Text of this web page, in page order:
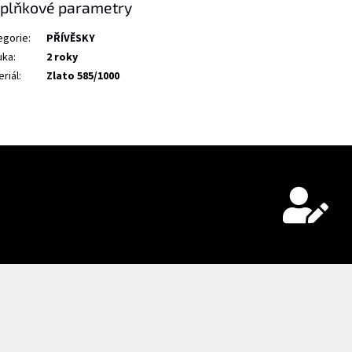
parametry
:
PŘÍVĚSKY
:
2 roky
: Zlato 585/1000